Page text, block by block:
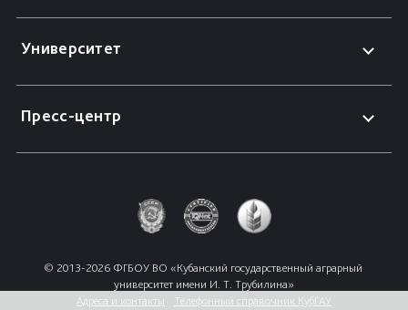
Университет
Пресс-центр
© 2013-2026 ФГБОУ ВО «Кубанский государственный аграрный
университет имени И. Т. Трубилина»
Адреса и контакты
Телефонный справочник КубГАУ